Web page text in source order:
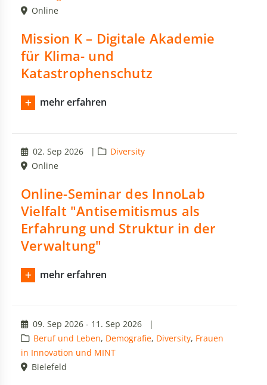
Online
Mission K – Digitale Akademie
für Klima- und
Katastrophenschutz
mehr erfahren
02. Sep 2026 |
Diversity
Online
Online-Seminar des InnoLab
Vielfalt "Antisemitismus als
Erfahrung und Struktur in der
Verwaltung"
mehr erfahren
09. Sep 2026 - 11. Sep 2026
|
Beruf und Leben, Demografie, Diversity, Frauen
in Innovation und MINT
Bielefeld